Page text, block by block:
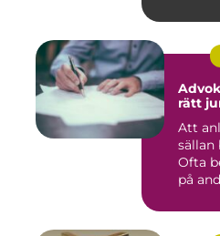
Advokat i
rätt
Att
sällan
Ofta
på